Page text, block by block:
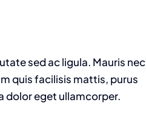
sed ac ligula. Mauris nec
quis facilisis mattis, purus
dolor eget ullamcorper.